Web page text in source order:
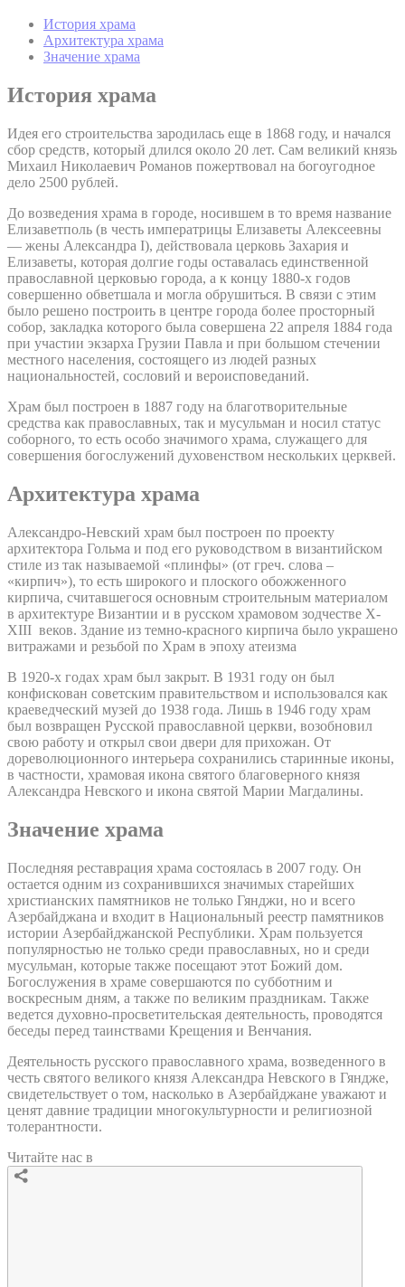
История храма
Архитектура храма
Значение храма
История храма
Идея его строительства зародилась еще в 1868 году, и начался
сбор средств, который длился около 20 лет. Сам великий князь
Михаил Николаевич Романов пожертвовал на богоугодное
дело 2500 рублей.
До возведения храма в городе, носившем в то время название
Елизаветполь (в честь императрицы Елизаветы Алексеевны
— жены Александра I), действовала церковь Захария и
Елизаветы, которая долгие годы оставалась единственной
православной церковью города, а к концу 1880-х годов
совершенно обветшала и могла обрушиться. В связи с этим
было решено построить в центре города более просторный
собор, закладка которого была совершена 22 апреля 1884 года
при участии экзарха Грузии Павла и при большом стечении
местного населения, состоящего из людей разных
национальностей, сословий и вероисповеданий.
Храм был построен в 1887 году на благотворительные
средства как православных, так и мусульман и носил статус
соборного, то есть особо значимого храма, служащего для
совершения богослужений духовенством нескольких церквей.
Архитектура храма
Александро-Невский храм был построен по проекту
архитектора Гольма и под его руководством в византийском
стиле из так называемой «плинфы» (от греч. слова –
«кирпич»), то есть широкого и плоского обожженного
кирпича, считавшегося основным строительным материалом
в архитектуре Византии и в русском храмовом зодчестве X-
XIII веков. Здание из темно-красного кирпича было украшено
витражами и резьбой по Храм в эпоху атеизма
В 1920-х годах храм был закрыт. В 1931 году он был
конфискован советским правительством и использовался как
краеведческий музей до 1938 года. Лишь в 1946 году храм
был возвращен Русской православной церкви, возобновил
свою работу и открыл свои двери для прихожан. От
дореволюционного интерьера сохранились старинные иконы,
в частности, храмовая икона святого благоверного князя
Александра Невского и икона святой Марии Магдалины.
Значение храма
Последняя реставрация храма состоялась в 2007 году. Он
остается одним из сохранившихся значимых старейших
христианских памятников не только Гянджи, но и всего
Азербайджана и входит в Национальный реестр памятников
истории Азербайджанской Республики. Храм пользуется
популярностью не только среди православных, но и среди
мусульман, которые также посещают этот Божий дом.
Богослужения в храме совершаются по субботним и
воскресным дням, а также по великим праздникам. Также
ведется духовно-просветительская деятельность, проводятся
беседы перед таинствами Крещения и Венчания.
Деятельность русского православного храма, возведенного в
честь святого великого князя Александра Невского в Гяндже,
свидетельствует о том, насколько в Азербайджане уважают и
ценят давние традиции многокультурности и религиозной
толерантности.
Читайте нас в